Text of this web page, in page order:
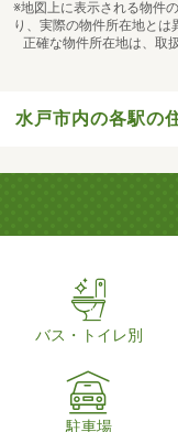
※地図上に表示される物件
り、実際の物件所在地とは
正確な物件所在地は、取
水戸市内の各駅の
バス・トイレ別
駐車場